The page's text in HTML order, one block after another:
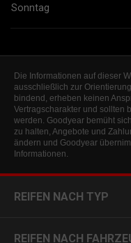
Sonntag
Die Informationen auf dieser
ausschließlich zur
bindend, erheben keinen
Vertragscharakter und sollten
werden. Goodyear bemüht
zu halten, Angebote und
ändern und Goodyear
Informationen.
REIFEN NACH TYP
REIFEN NACH